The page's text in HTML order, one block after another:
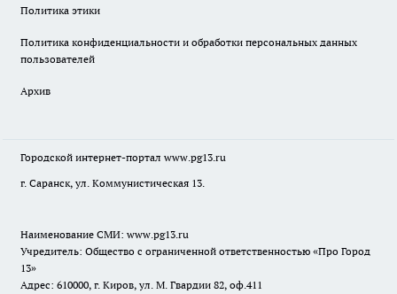
Политика этики
Политика конфиденциальности и обработки персональных данных
пользователей
Архив
Городской интернет-портал www.pg13.ru
г. Саранск, ул. Коммунистическая 13.
Наименование СМИ: www.pg13.ru
Учредитель: Общество с ограниченной ответственностью «Про Город
13»
Адрес: 610000, г. Киров, ул. М. Гвардии 82, оф.411